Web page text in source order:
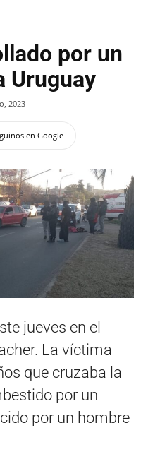
por un
Uruguay
2023
en Google
jueves en el
La víctima
que cruzaba la
por un
por un hombre